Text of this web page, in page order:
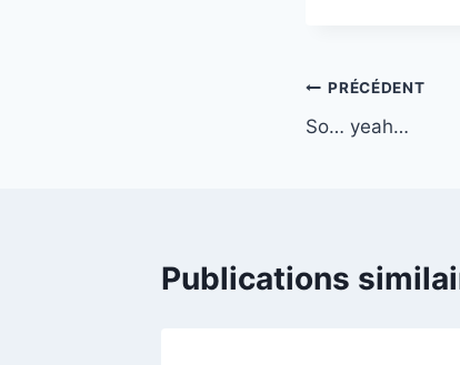
Navigation
de
PRÉCÉDENT
So… yeah…
Publications